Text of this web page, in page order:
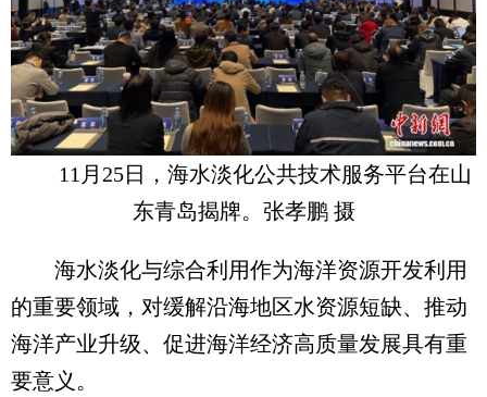
11月25日，海水淡化公共技术服务平台在山
东青岛揭牌。张孝鹏 摄
海水淡化与综合利用作为海洋资源开发利用
的重要领域，对缓解沿海地区水资源短缺、推动
海洋产业升级、促进海洋经济高质量发展具有重
要意义。